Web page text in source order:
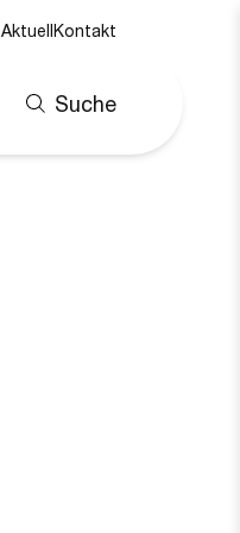
Suche
AktuellKontakt